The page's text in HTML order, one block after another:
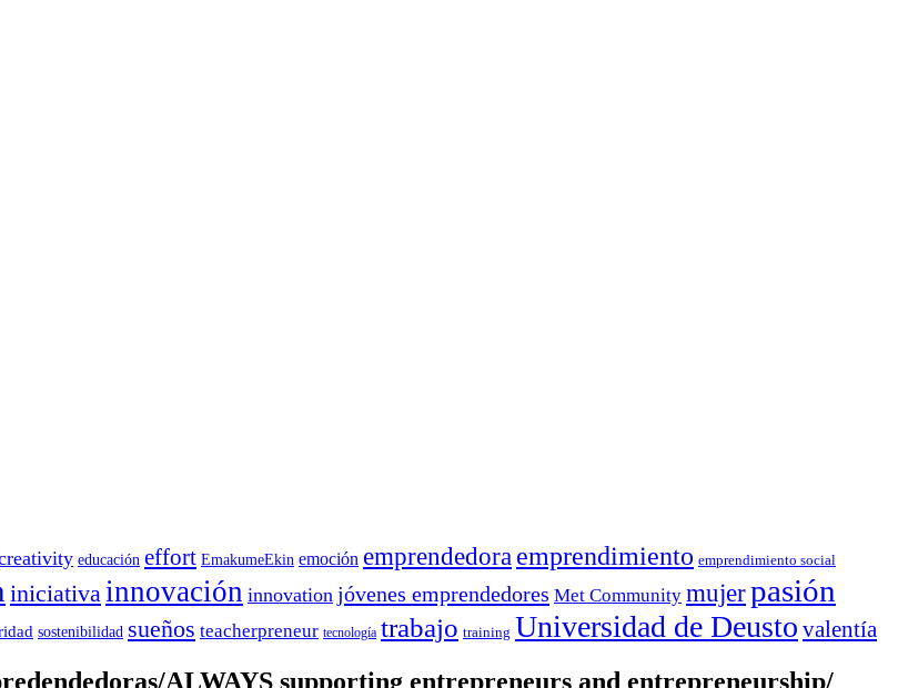
educación effort EmakumeEkin emoción emprendedora emprendimiento emprendimiento social
iniciativainnovación innovation jóvenes emprendedores Met Community mujerpasión
sostenibilidad sueños teacherpreneur tecnología trabajo training Universidad de Deusto valentía
ALWAYS supporting entrepreneurs and entrepreneurship/